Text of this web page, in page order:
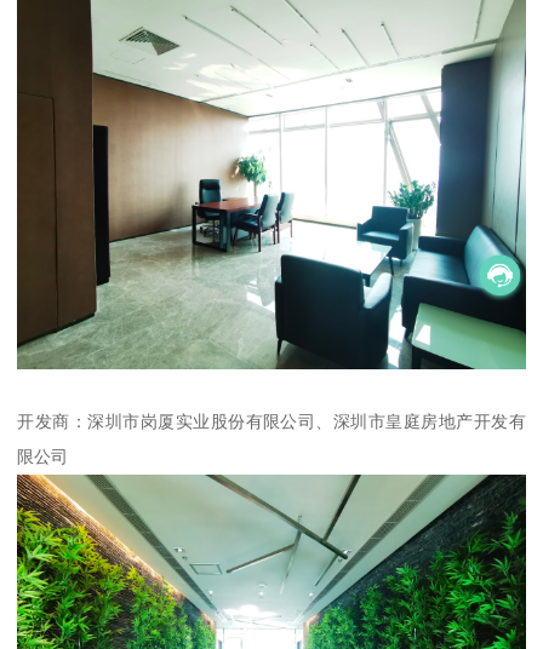
开发商：深圳市岗厦实业股份有限公司、深圳市皇庭房地产开发有
限公司